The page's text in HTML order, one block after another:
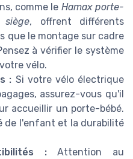
comme le Hamax porte-
siège, offrent différents
que le montage sur cadre
à vérifier le système
vélo.
: Si votre vélo électrique
assurez-vous qu'il
accueillir un porte-bébé.
de l'enfant et la durabilité
:Attention au